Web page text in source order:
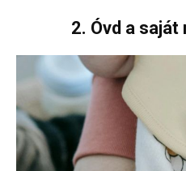
2. Óvd a saját